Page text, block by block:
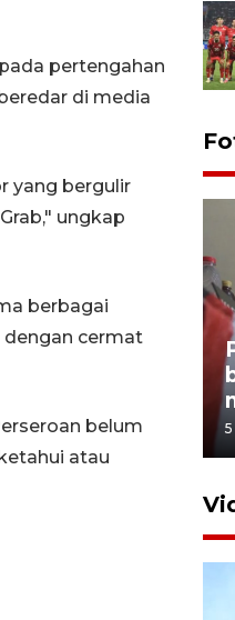
pertengahan
di media
yang bergulir
ungkap
berbagai
dengan cermat
belum
atau
jembatan